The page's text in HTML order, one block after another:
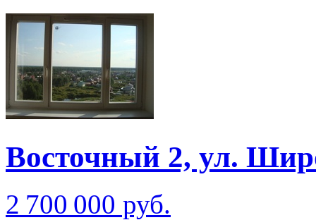
Восточный 2, ул.
2 700 000 руб.